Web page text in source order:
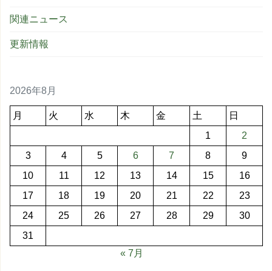
関連ニュース
更新情報
2026年8月
月 火 水 木 金 土
日
1
2
3
4 5 6 7 8
9
10
11 12 13 14 15
16
17
18 19 20 21 22
23
24
25 26 27 28 29
30
31
« 7月